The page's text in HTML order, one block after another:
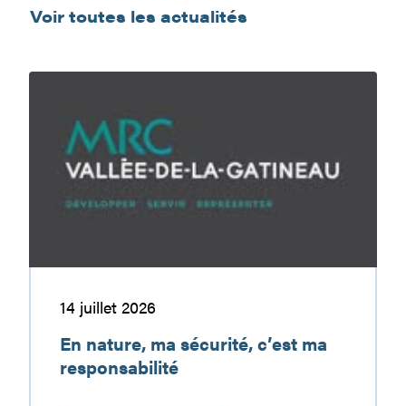
Voir toutes les actualités
En
sécurité,
responsabilité
14 juillet 2026
En nature, ma sécurité, c’est ma
responsabilité